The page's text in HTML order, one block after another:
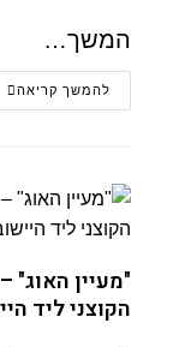
המשך…
להמשך קריאה
"מעיין האוג"
הקוצני ליד